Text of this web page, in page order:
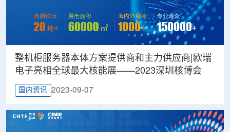
整机柜服务器本体方案提供商和主力供应商|欧瑞
电子亮相全球最大核能展——2023深圳核博会
国内资讯 2023-09-07